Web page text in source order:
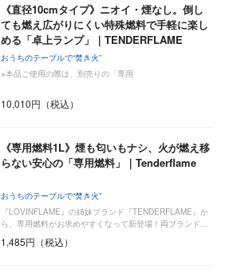
《直径10cmタイプ》ニオイ・煙なし。倒し
ても燃え広がりにくい特殊燃料で手軽に楽し
める「卓上ランプ」｜TENDERFLAME
おうちのテーブルで“焚き火”
※本品ご使用の際は、別売りの「専用
10,010円（税込）
《専用燃料1L》煙も匂いもナシ、火が燃え移
らない安心の「専用燃料」｜Tenderflame
おうちのテーブルで“焚き火”
『LOVINFLAME』の姉妹ブランド『TENDERFLAME』か
ら、専用燃料がお求めやすくなって新登場！両ブランド…
1,485円（税込）